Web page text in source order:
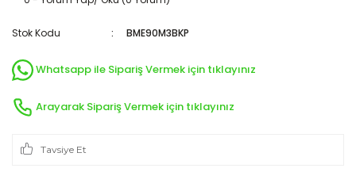
Stok Kodu BME90M3BKP
Whatsapp ile Sipariş Vermek için tıklayınız
Arayarak Sipariş Vermek için tıklayınız
Tavsiye Et